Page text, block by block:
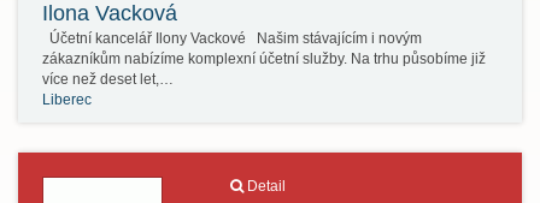
Ilona Vacková
Účetní kancelář Ilony Vackové Našim stávajícím i novým
zákazníkům nabízíme komplexní účetní služby. Na trhu působíme již
více než deset let,…
Liberec
Detail